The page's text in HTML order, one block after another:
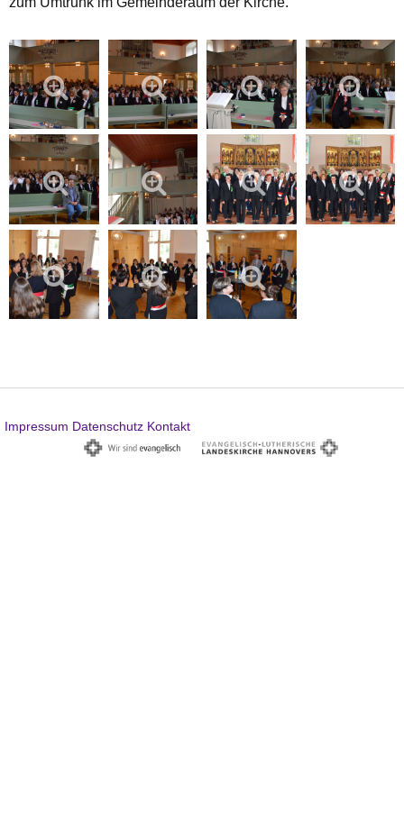
Impressum Datenschutz Kontakt